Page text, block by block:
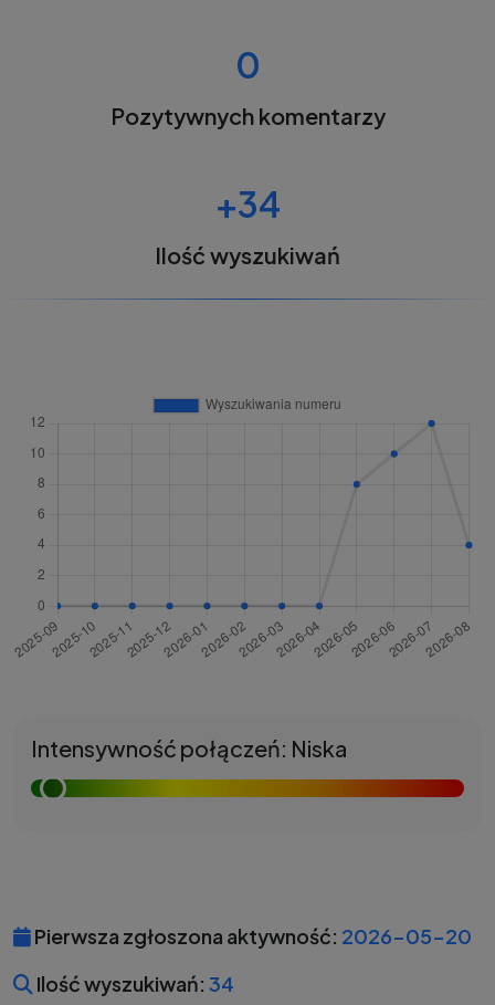
0
Pozytywnych komentarzy
+34
Ilość wyszukiwań
Intensywność połączeń: Niska
Pierwsza zgłoszona aktywność: 2026-05-20
Ilość wyszukiwań: 34